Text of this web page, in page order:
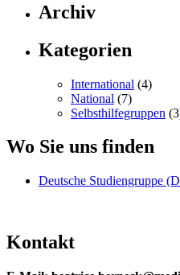
Archiv
Kategorien
International (4)
National (7)
Selbsthilfegruppen
Wo Sie uns finden
Deutsche Studiengruppe
Kontakt